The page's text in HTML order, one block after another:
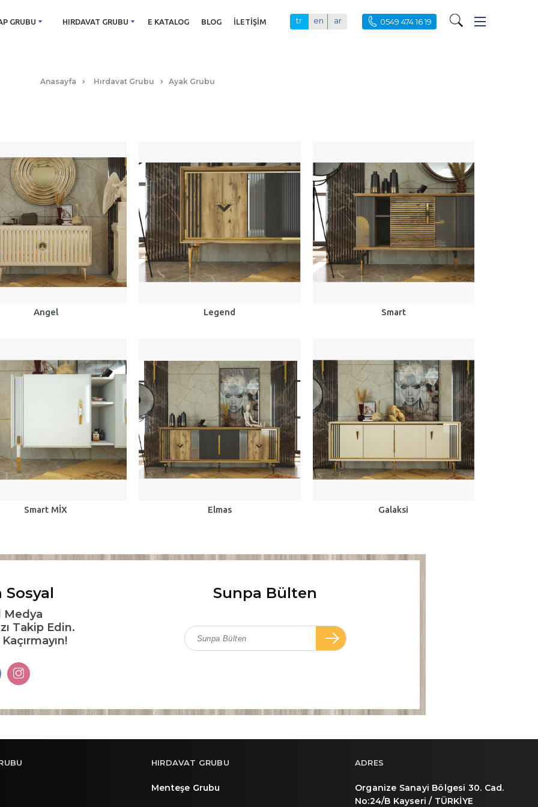
GRUBU HIRDAVAT GRUBU E KATALOG BLOG İLETIŞIM tr en ar 0549 474 16 19
Anasayfa Hırdavat Grubu Ayak Grubu
Angel Legend Smart
Smart MİX Elmas Galaksi
Sosyal
Medya
Takip Edin.
Sunpa Bülten
HIRDAVAT GRUBU
Menteşe Grubu
ADRES
Organize Sanayi Bölgesi 30. Cad.
No:24/B Kayseri / TÜRKİYE